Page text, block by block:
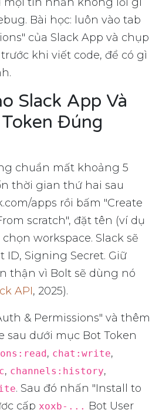
Bài học: luôn vào tab
của Slack App và chụp
khi viết code, để có gì
Slack App Và
Đúng
chuẩn mất khoảng 5
thời gian thứ hai sau
apps rồi bấm "Create
scratch", đặt tên (ví dụ
chọn workspace. Slack sẽ
ID, Signing Secret. Giữ
thận vì Bolt sẽ dùng nó
API, 2025).
& Permissions" và thêm
sau dưới mục Bot Token
, chat:write,
, channels:history,
. Sau đó nhấn "Install to
cấp xoxb-... Bot User